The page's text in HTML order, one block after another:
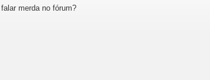
merda no fórum?